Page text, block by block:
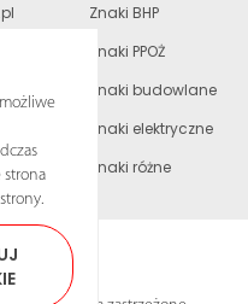
Znaki BHP
Znaki PPOŻ
Znaki budowlane
Znaki elektryczne
Znaki różne
strona